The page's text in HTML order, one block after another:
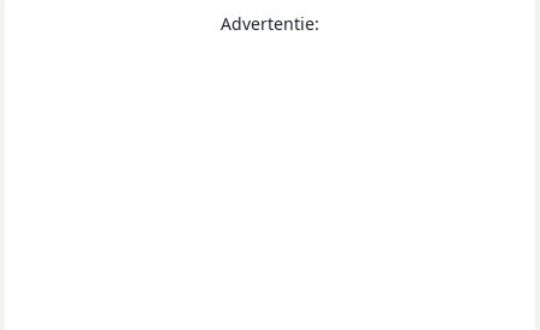
Advertentie: